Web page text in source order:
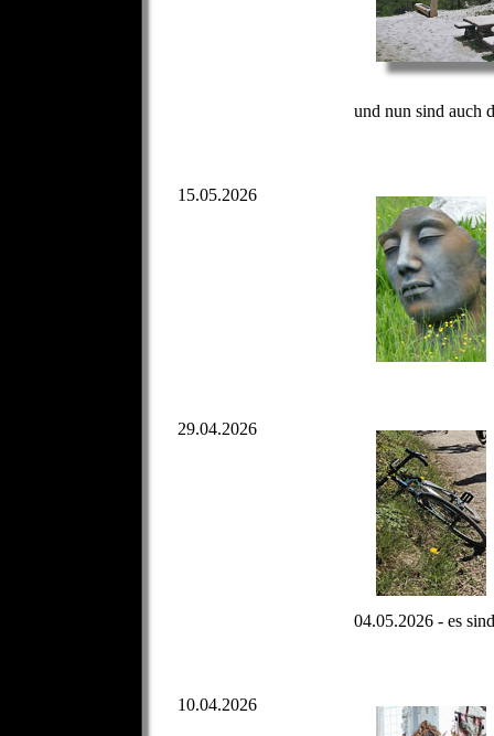
und nun sind auch
15.05.2026
29.04.2026
04.05.2026 - es
10.04.2026